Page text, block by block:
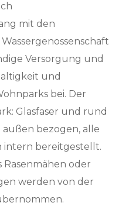
mit den
Versorgung und
und
bei. Der
Glasfaser und rund
außen bezogen, alle
intern bereitgestellt.
Rasenmähen oder
werden von der